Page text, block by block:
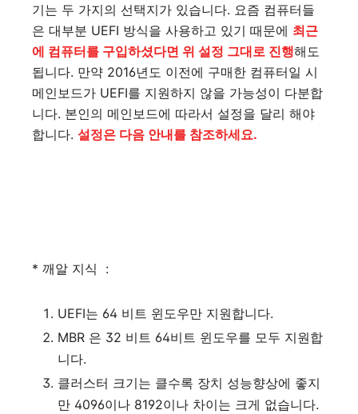
기는 두 가지의 선택지가 있습니다. 요즘 컴퓨터들
은 대부분 UEFI 방식을 사용하고 있기 때문에 최근
에 컴퓨터를 구입하셨다면 위 설정 그대로 진행해도
됩니다. 만약 2016년도 이전에 구매한 컴퓨터일 시
메인보드가 UEFI를 지원하지 않을 가능성이 다분합
니다. 본인의 메인보드에 따라서 설정을 달리 해야
합니다. 설정은 다음 안내를 참조하세요.
* 깨알 지식 :
UEFI는 64 비트 윈도우만 지원합니다.
MBR 은 32 비트 64비트 윈도우를 모두 지원합
니다.
클러스터 크기는 클수록 장치 성능향상에 좋지
만 4096이나 8192이나 차이는 크게 없습니다.